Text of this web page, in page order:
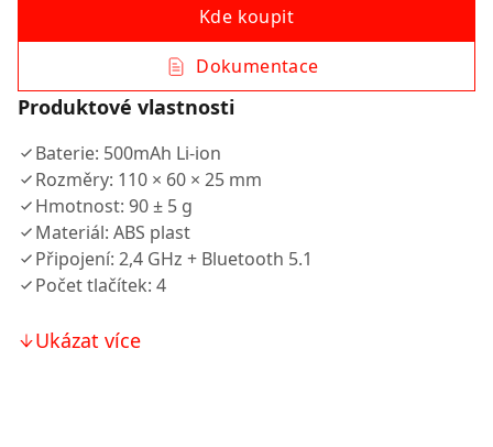
Kde koupit
Dokumentace
Produktové vlastnosti
Baterie: 500mAh Li-ion
Rozměry: 110 × 60 × 25 mm
Hmotnost: 90 ± 5 g
Materiál: ABS plast
Připojení: 2,4 GHz + Bluetooth 5.1
Počet tlačítek: 4
Ukázat více